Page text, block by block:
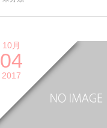
10月
04
2017